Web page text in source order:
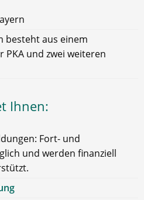
besteht aus einem
PKA und zwei weiteren
Ihnen:
Fort- und
und werden finanziell